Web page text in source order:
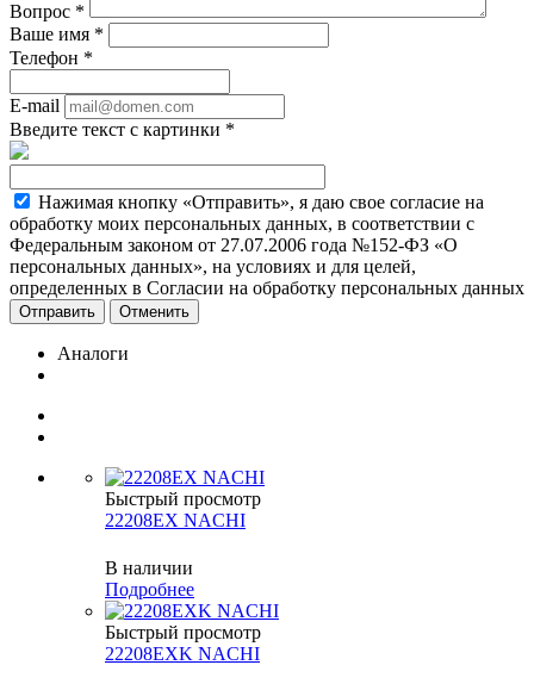
Вопрос *
Ваше имя *
Телефон *
E-mail
Введите текст с картинки *
Нажимая кнопку «Отправить», я даю свое согласие на
обработку моих персональных данных, в соответствии с
Федеральным законом от 27.07.2006 года №152-ФЗ «О
персональных данных», на условиях и для целей,
определенных в Согласии на обработку персональных данных
Отменить
Аналоги
Быстрый просмотр
22208EX NACHI
В наличии
Подробнее
Быстрый просмотр
22208EXK NACHI